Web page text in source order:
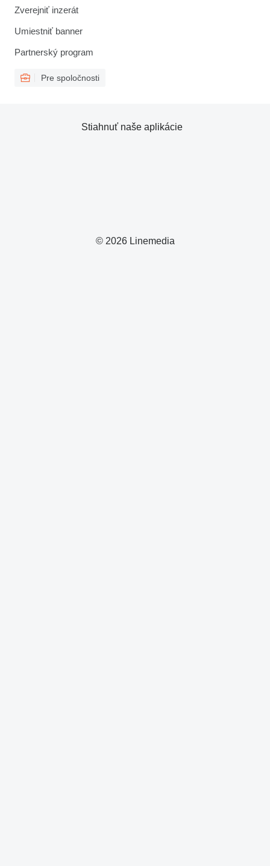
Zverejniť inzerát
Umiestniť banner
Partnerský program
Pre spoločnosti
© 2026 Linemedia
Stiahnuť naše aplikácie